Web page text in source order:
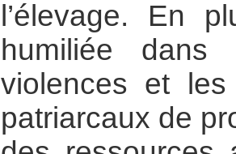
l’élevage. En
humiliée
violences et
patriarcaux de